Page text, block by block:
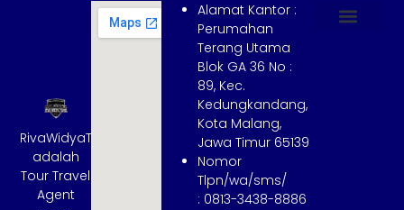
RivaWidyaTrans
adalah
Tour Travel
Agent
Alamat Kantor :
Perumahan
Terang Utama
Blok GA 36 No :
89, Kec.
Kedungkandang,
Kota Malang,
Jawa Timur 65139
Nomor
Tlpn/wa/sms/
: 0813-3438-8886